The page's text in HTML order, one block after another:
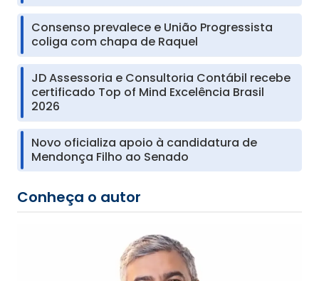
Consenso prevalece e União Progressista
coliga com chapa de Raquel
JD Assessoria e Consultoria Contábil recebe
certificado Top of Mind Excelência Brasil
2026
Novo oficializa apoio à candidatura de
Mendonça Filho ao Senado
Conheça o autor